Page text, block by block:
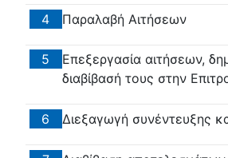
4 Παραλαβή Αιτήσεων
5
Επεξεργασία αιτήσεων,
διαβίβασή τους στην
6 Διεξαγωγή συνέντευξης